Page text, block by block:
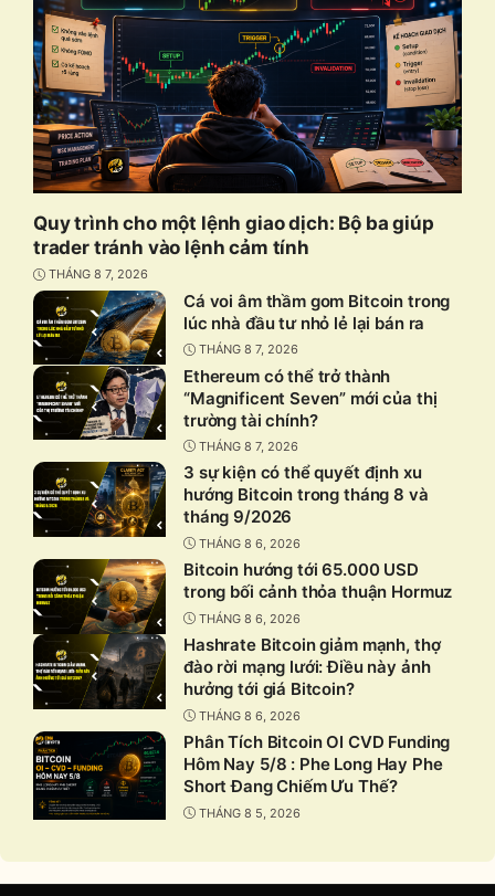
Quy trình cho một lệnh giao dịch: Bộ ba giúp
trader tránh vào lệnh cảm tính
THÁNG 8 7, 2026
Cá voi âm thầm gom Bitcoin trong
lúc nhà đầu tư nhỏ lẻ lại bán ra
THÁNG 8 7, 2026
Ethereum có thể trở thành
“Magnificent Seven” mới của thị
trường tài chính?
THÁNG 8 7, 2026
3 sự kiện có thể quyết định xu
hướng Bitcoin trong tháng 8 và
tháng 9/2026
THÁNG 8 6, 2026
Bitcoin hướng tới 65.000 USD
trong bối cảnh thỏa thuận Hormuz
THÁNG 8 6, 2026
Hashrate Bitcoin giảm mạnh, thợ
đào rời mạng lưới: Điều này ảnh
hưởng tới giá Bitcoin?
THÁNG 8 6, 2026
Phân Tích Bitcoin OI CVD Funding
Hôm Nay 5/8 : Phe Long Hay Phe
Short Đang Chiếm Ưu Thế?
THÁNG 8 5, 2026